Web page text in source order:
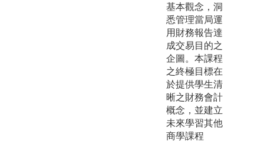
基本觀念，洞
悉管理當局運
用財務報告達
成交易目的之
企圖。本課程
之終極目標在
於提供學生清
晰之財務會計
概念，並建立
未來學習其他
商學課程